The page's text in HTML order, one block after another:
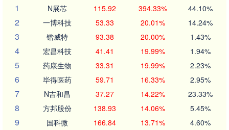
1
N展芯 115.92 394.33% 44.10%
2 一博科技 53.33 20.01% 14.24%
3 锴威特 93.38 20.00% 1.43%
4 宏昌科技 41.41 19.99% 1.94%
5 药康生物 33.31 19.99% 2.23%
6 毕得医药 59.71 16.33% 2.95%
7 N吉和昌 37.27 14.22% 23.33%
8 方邦股份 138.93 14.06% 5.45%
9 国科微 166.84 13.71% 4.60%